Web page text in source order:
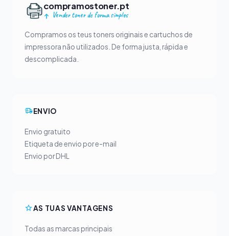
compramostoner.pt
Vender toner de forma simples
Compramos os teus toners originais e cartuchos de
impressora não utilizados. De forma justa, rápida e
descomplicada.
ENVIO
Envio gratuito
Etiqueta de envio por e-mail
Envio por DHL
AS TUAS VANTAGENS
Todas as marcas principais